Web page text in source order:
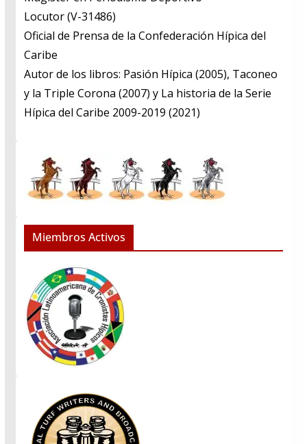
​Locutor (V-31486)
​Oficial de Prensa de la Confederación Hípica del
Caribe
​Autor de los libros: Pasión Hípica (2005), Taconeo
y la Triple Corona (2007) y La historia de la Serie
Hípica del Caribe 2009-2019 (2021)
Miembros Activos